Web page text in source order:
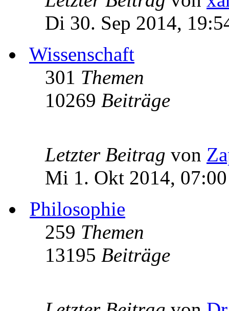
Di 30. Sep 2014,
Wissenschaft
301 Themen
10269 Beiträge
Letzter Beitrag von
Mi 1. Okt 2014, 07:00
Philosophie
259 Themen
13195 Beiträge